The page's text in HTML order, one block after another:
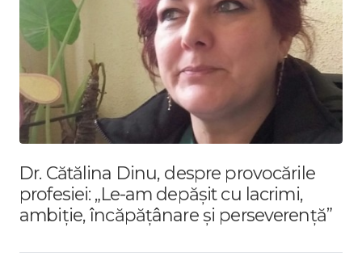
Dr. Cătălina Dinu, despre provocările
profesiei: „Le-am depășit cu lacrimi,
ambiție, încăpățânare și perseverență”